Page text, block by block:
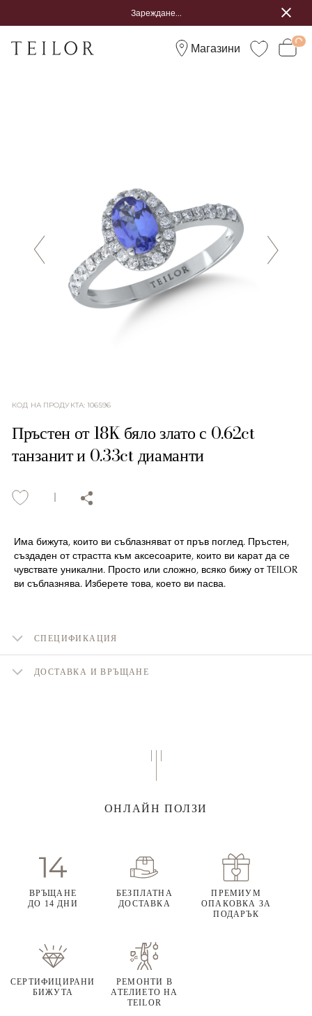
Зареждане...
Магазини
КОД НА ПРОДУКТА:106596
Пръстен от 18K бяло злато с 0.62ct
танзанит и 0.33ct диаманти
Има бижута, които ви съблазняват от пръв поглед. Пръстен,
създаден от страстта към аксесоарите, които ви карат да се
чувствате уникални. Просто или сложно, всяко бижу от TEILOR
ви съблазнява. Изберете това, което ви пасва.
СПЕЦИФИКАЦИЯ
ДОСТАВКА И ВРЪЩАНЕ
ОНЛАЙН ПОЛЗИ
ВРЪЩАНЕ
ДО 14 ДНИ
БЕЗПЛАТНА
ДОСТАВКА
ПРЕМИУМ
ОПАКОВКА ЗА
ПОДАРЪК
СЕРТИФИЦИРАНИ
БИЖУТА
РЕМОНТИ В
АТЕЛИЕТО НА
TEILOR